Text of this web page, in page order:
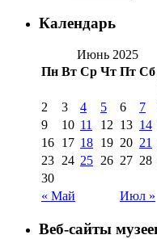
Календарь
Июнь 2025
Пн Вт Ср Чт Пт Сб
« Май Июл »
2
3 4 5 6 7
9
10 11 12 13 14
16 17 18 19 20 21
23 24 25 26 27 28
30
Веб-сайты